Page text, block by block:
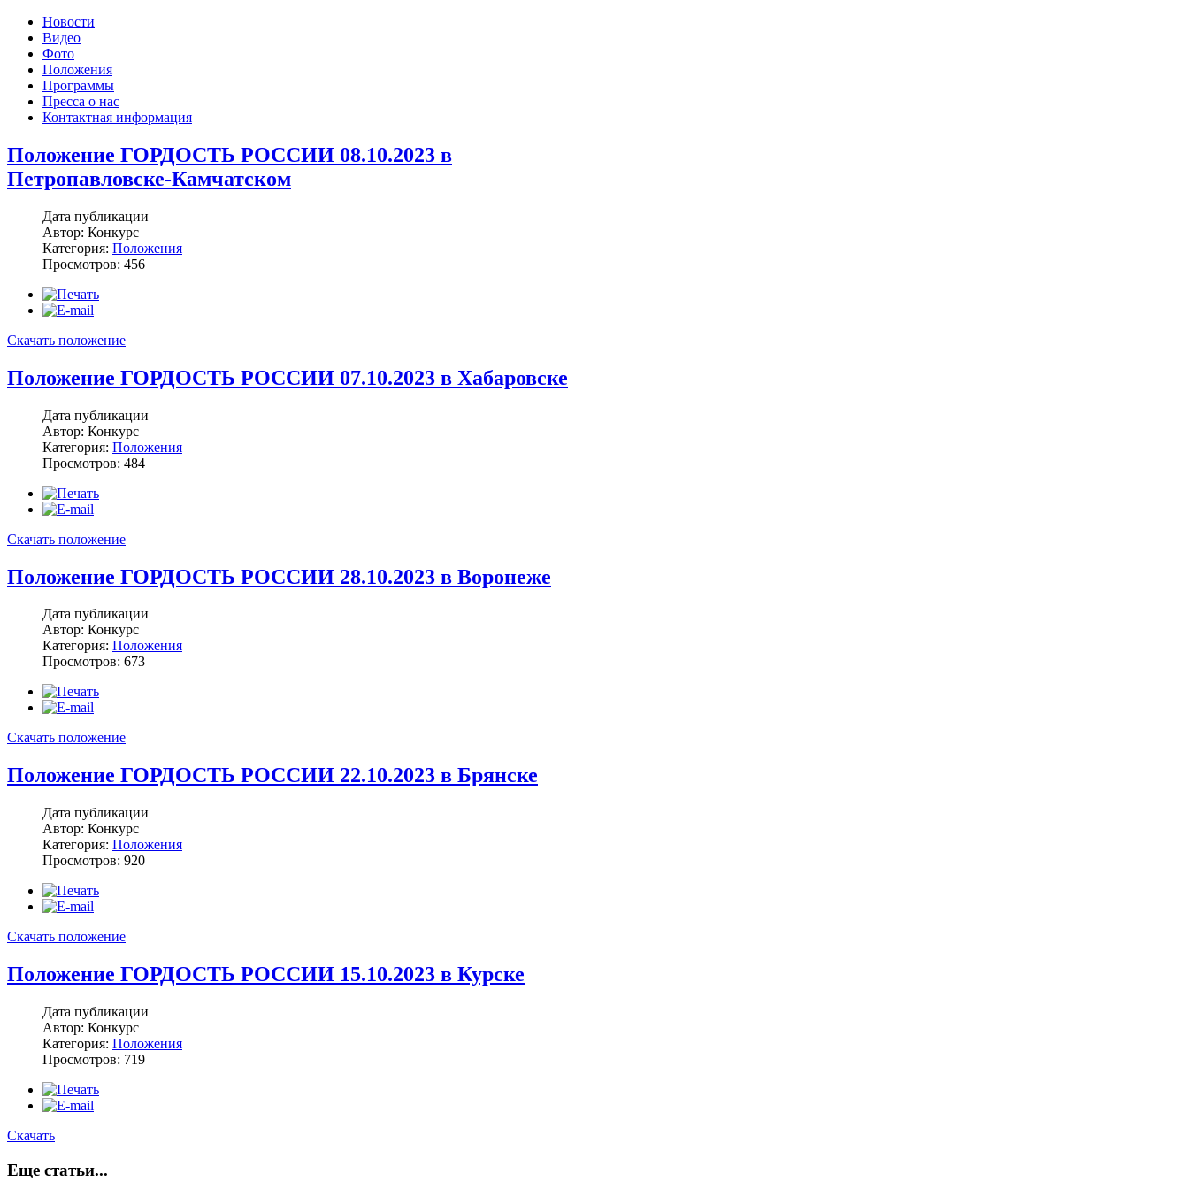
Новости
Видео
Фото
Положения
Программы
Пресса о нас
Контактная информация
Положение ГОРДОСТЬ РОССИИ 08.10.2023 в
Петропавловске-Камчатском
Дата публикации
Автор: Конкурс
Категория: Положения
Просмотров: 456
Скачать положение
Положение ГОРДОСТЬ РОССИИ 07.10.2023 в Хабаровске
Дата публикации
Автор: Конкурс
Категория: Положения
Просмотров: 484
Скачать положение
Положение ГОРДОСТЬ РОССИИ 28.10.2023 в Воронеже
Дата публикации
Автор: Конкурс
Категория: Положения
Просмотров: 673
Скачать положение
Положение ГОРДОСТЬ РОССИИ 22.10.2023 в Брянске
Дата публикации
Автор: Конкурс
Категория: Положения
Просмотров: 920
Скачать положение
Положение ГОРДОСТЬ РОССИИ 15.10.2023 в Курске
Дата публикации
Автор: Конкурс
Категория: Положения
Просмотров: 719
Скачать
Еще статьи...